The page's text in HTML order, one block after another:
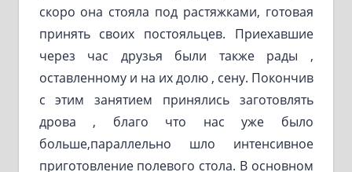
скоро она стояла под растяжками, готовая
принять своих постояльцев. Приехавшие
через час друзья были также рады ,
оставленному и на их долю , сену. Покончив
с этим занятием принялись заготовлять
дрова , благо что нас уже было
больше,параллельно шло интенсивное
приготовление полевого стола. В основном